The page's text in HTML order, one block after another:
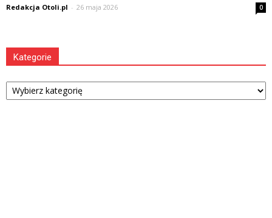
Redakcja Otoli.pl - 26 maja 2026 0
Kategorie
Kategorie